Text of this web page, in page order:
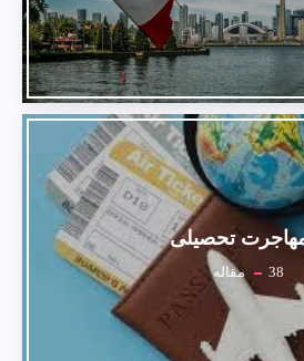
تحصیلی
38 مقاله